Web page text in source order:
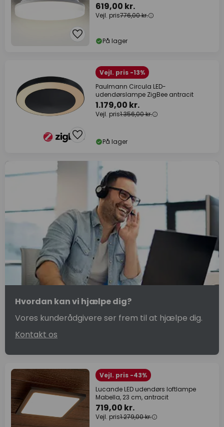
619,00 kr.
Vejl. pris776,00 kr.
På lager
Vejl. pris -13%
Paulmann Circula LED-
udendørslampe ZigBee antracit
1.179,00 kr.
Vejl. pris1.356,00 kr.
På lager
Hvordan kan vi hjælpe dig?
Vores kunderådgivere ser frem til at hjælpe dig.
Kontakt os
Vejl. pris -43%
Lucande LED udendørs loftlampe
Mabella, 23 cm, antracit
719,00 kr.
Vejl. pris1.279,00 kr.